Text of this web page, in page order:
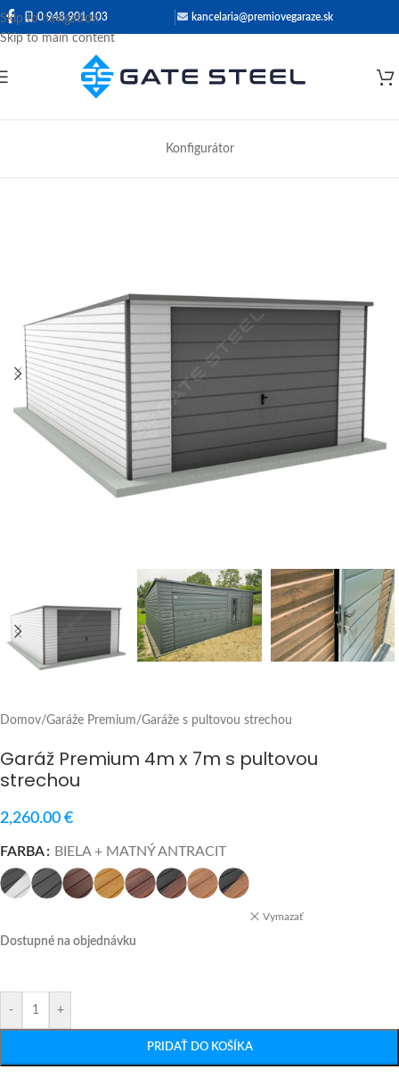
Skip to navigation
Skip to main content
0 948 901 103 kancelaria@premiovegaraze.sk
Konfigurátor
Domov/Garáže Premium/Garáže s pultovou strechou
Garáž Premium 4m x 7m s pultovou
strechou
2,260.00 €
FARBA BIELA + MATNÝ ANTRACIT
Vymazať
Dostupné na objednávku
- +
PRIDAŤ DO KOŠÍKA